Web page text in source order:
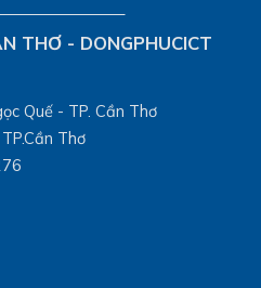
THƠ - DONGPHUCICT
Quế - TP. Cần Thơ
Thơ